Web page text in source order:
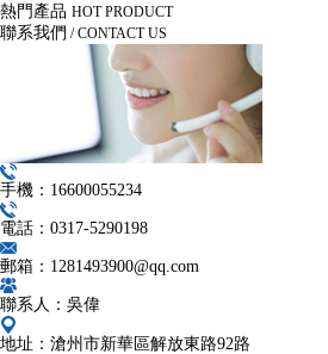
熱門產品 HOT PRODUCT
聯系我們 / CONTACT US
手機：16600055234
電話：0317-5290198
郵箱：1281493900@qq.com
聯系人：吳偉
地址：滄州市新華區解放東路92路